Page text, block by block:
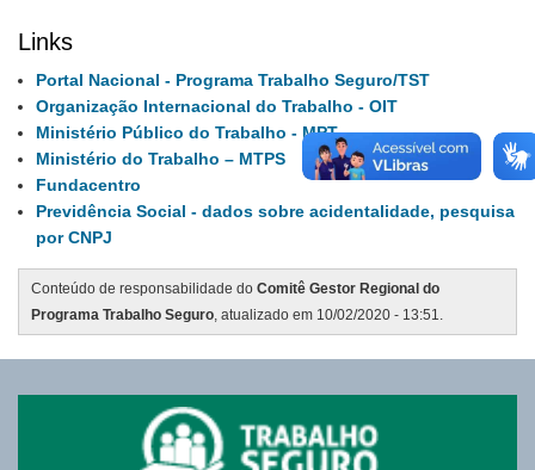
Links
Portal Nacional - Programa Trabalho Seguro/TST
Organização Internacional do Trabalho - OIT
Ministério Público do Trabalho - MPT
Ministério do Trabalho – MTPS
Fundacentro
Previdência Social - dados sobre acidentalidade, pesquisa
por CNPJ
Conteúdo de responsabilidade do Comitê Gestor Regional do
Programa Trabalho Seguro, atualizado em 10/02/2020 - 13:51.